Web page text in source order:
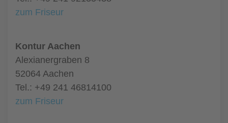
zum Friseur
Kontur Aachen
Alexianergraben 8
52064 Aachen
Tel.: +49 241 46814100
zum Friseur